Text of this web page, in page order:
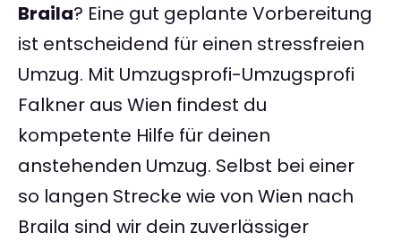
Braila? Eine gut geplante Vorbereitung
ist entscheidend für einen stressfreien
Umzug. Mit Umzugsprofi-Umzugsprofi
Falkner aus Wien findest du
kompetente Hilfe für deinen
anstehenden Umzug. Selbst bei einer
so langen Strecke wie von Wien nach
Braila sind wir dein zuverlässiger